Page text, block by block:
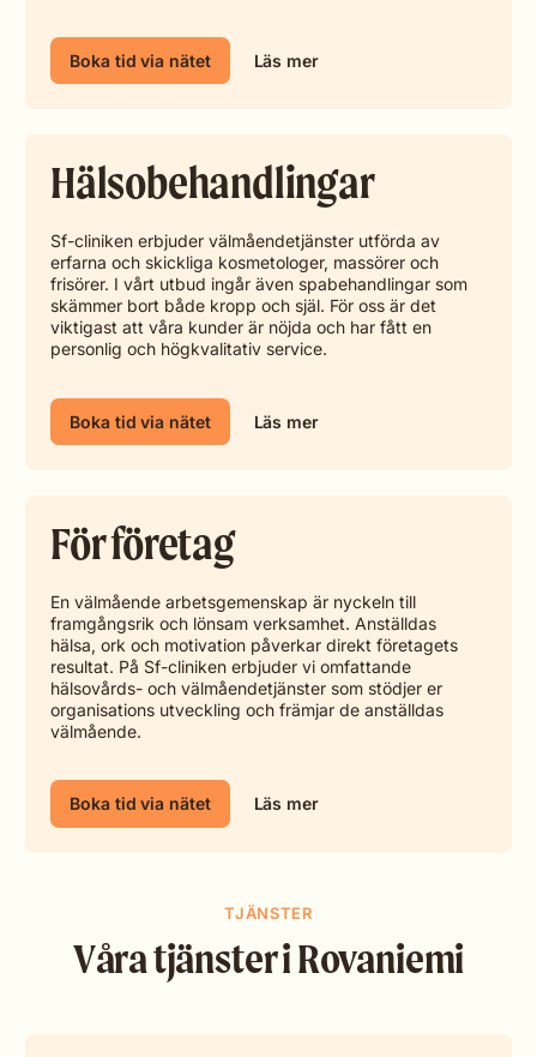
Boka tid via nätet Läs mer
Hälsobehandlingar
Sf-cliniken erbjuder välmåendetjänster utförda av
erfarna och skickliga kosmetologer, massörer och
frisörer. I vårt utbud ingår även spabehandlingar som
skämmer bort både kropp och själ. För oss är det
viktigast att våra kunder är nöjda och har fått en
personlig och högkvalitativ service.
Boka tid via nätet Läs mer
För företag
En välmående arbetsgemenskap är nyckeln till
framgångsrik och lönsam verksamhet. Anställdas
hälsa, ork och motivation påverkar direkt företagets
resultat. På Sf-cliniken erbjuder vi omfattande
hälsovårds- och välmåendetjänster som stödjer er
organisations utveckling och främjar de anställdas
välmående.
Boka tid via nätet Läs mer
TJÄNSTER
Våra tjänster i Rovaniemi